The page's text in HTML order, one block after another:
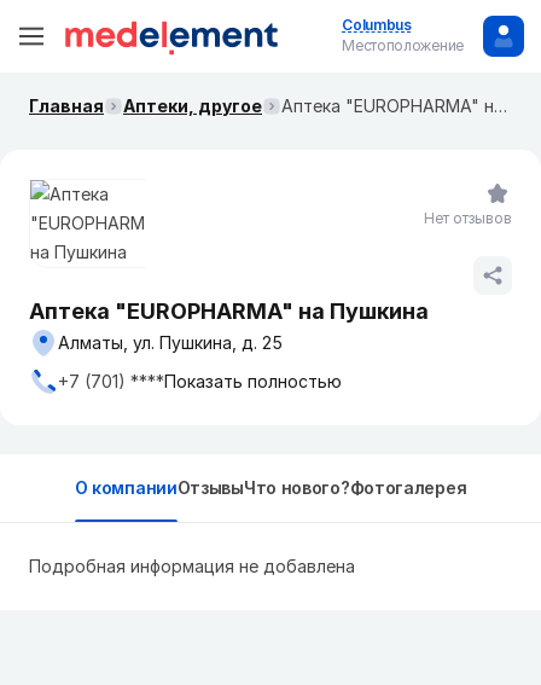
Columbus
Местоположение
Главная Аптеки, другое Аптека "EUROPHARMA" на Пушкина
Аптека "EUROPHARMA" на Пушкина
Алматы, ул. Пушкина, д. 25
+7 (701) ****Показать полностью
Нет отзывов
О компанииОтзывыЧто нового?Фотогалерея
Подробная информация не добавлена